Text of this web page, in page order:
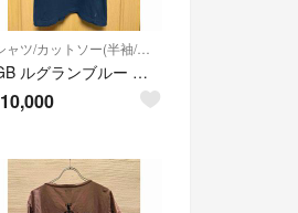
Tシャツ/カットソー(半袖/袖なし)
LGB ルグランブルー グラフィックプリントTシャツ
10,000